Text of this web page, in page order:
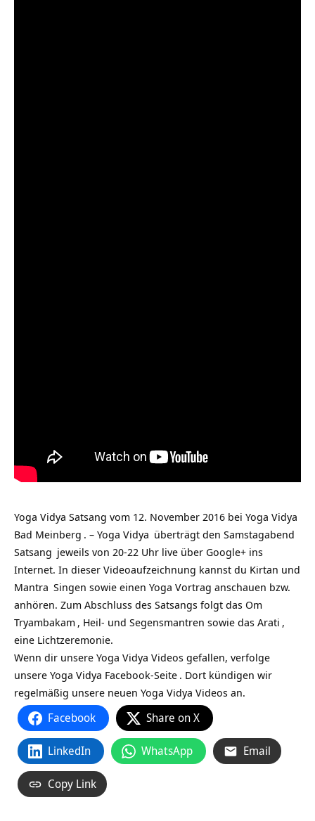
Yoga Vidya Satsang vom 12. November 2016 bei Yoga Vidya
Bad Meinberg . – Yoga Vidya überträgt den Samstagabend
Satsang jeweils von 20-22 Uhr live über Google+ ins
Internet. In dieser Videoaufzeichnung kannst du Kirtan und
Mantra Singen sowie einen Yoga Vortrag anschauen bzw.
anhören. Zum Abschluss des Satsangs folgt das Om
Tryambakam , Heil- und Segensmantren sowie das Arati ,
eine Lichtzeremonie.
Wenn dir unsere Yoga Vidya Videos gefallen, verfolge
unsere Yoga Vidya Facebook-Seite . Dort kündigen wir
regelmäßig unsere neuen Yoga Vidya Videos an.
Facebook Share on X
LinkedIn WhatsApp Email
Copy Link